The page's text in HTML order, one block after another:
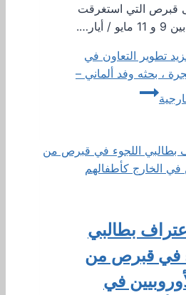
قبرص التي استغرقت
/ أيار….
تطوير التعاون في
، بحثه وفد ألماني –
بطالبي
في قبرص من
في